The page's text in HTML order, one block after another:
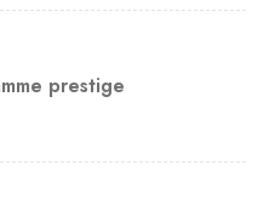
prestige